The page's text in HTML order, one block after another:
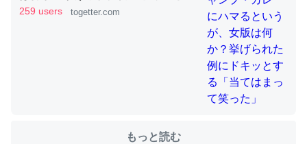
ウチもEchoを実家に置いて４年。でたまに覗いてる。ぼ
ちぼちRingも置こうかと画策中。あと、Googleマップで
位置情報を共有してる。電池残量や充電中かが分かるので
─たまにLINEするくらいだった遠方の父67歳と僕。ITツール導入で
コミュニケーションが劇的に変化した｜tayorini by LIFULL介護
る「当てはまって笑った」
259 users togetter.com
もっと読む